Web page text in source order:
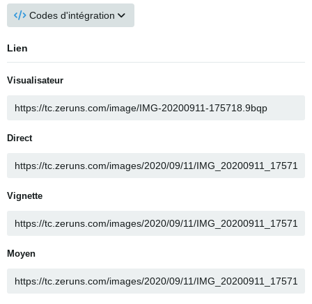
Codes d'intégration
Lien
Visualisateur
Direct
Vignette
Moyen